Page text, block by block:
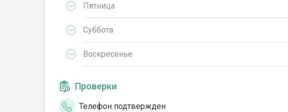
Пятница
Суббота
Воскресенье
Проверки
Телефон подтвержден